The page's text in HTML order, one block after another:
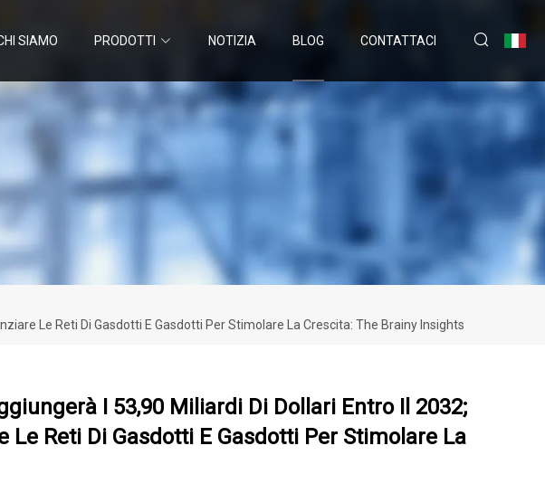
SIAMO PRODOTTI NOTIZIA BLOG CONTATTACI
Le Reti Di Gasdotti E Gasdotti Per Stimolare La Crescita: The Brainy Insights
I 53,90 Miliardi Di Dollari Entro Il 2032;
Reti Di Gasdotti E Gasdotti Per Stimolare La